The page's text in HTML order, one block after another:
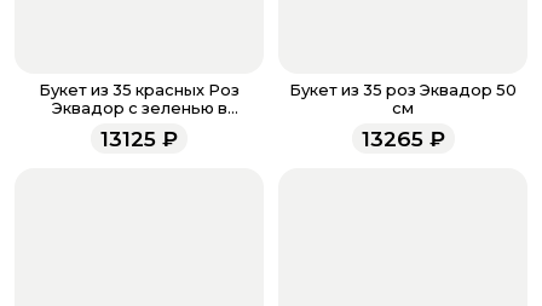
звоните по номеру телефона
8 (927) 936-71-86
или
напишите WhatsApp
+7 937 333-66-53. Наши
менеджеры работают ежедневно с 9.00 до 23.00 и
всегда рады проконсультировать вас.
Букет из 35 красных Роз
Эквадор с зеленью в
матовой бумаге 50 см
13125 ₽
Букет из 35 роз Эквадор 50
см
13265₽